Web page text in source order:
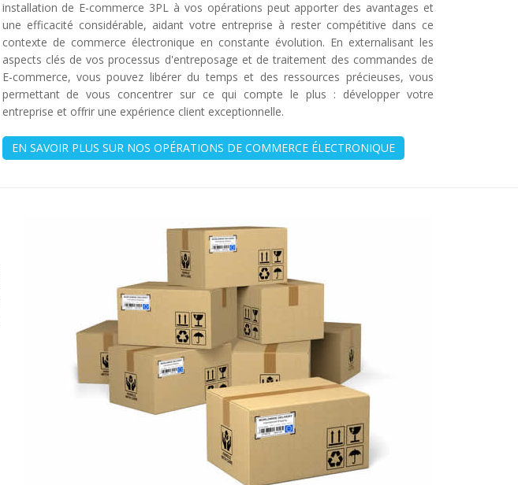
installation de E-commerce 3PL à vos opérations peut apporter des avantages et
une efficacité considérable, aidant votre entreprise à rester compétitive dans ce
contexte de commerce électronique en constante évolution. En externalisant les
aspects clés de vos processus d'entreposage et de traitement des commandes de
E-commerce, vous pouvez libérer du temps et des ressources précieuses, vous
permettant de vous concentrer sur ce qui compte le plus : développer votre
entreprise et offrir une expérience client exceptionnelle.
EN SAVOIR PLUS SUR NOS OPÉRATIONS DE COMMERCE ÉLECTRONIQUE